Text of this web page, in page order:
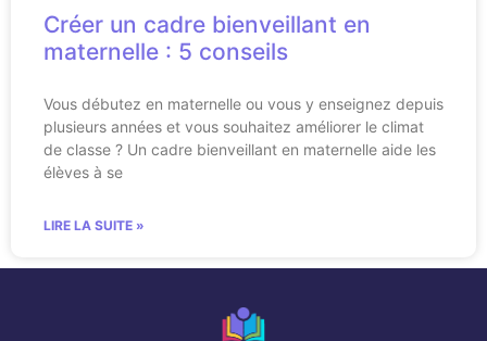
Créer un cadre bienveillant en
maternelle : 5 conseils
Vous débutez en maternelle ou vous y enseignez depuis
plusieurs années et vous souhaitez améliorer le climat
de classe ? Un cadre bienveillant en maternelle aide les
élèves à se
LIRE LA SUITE »